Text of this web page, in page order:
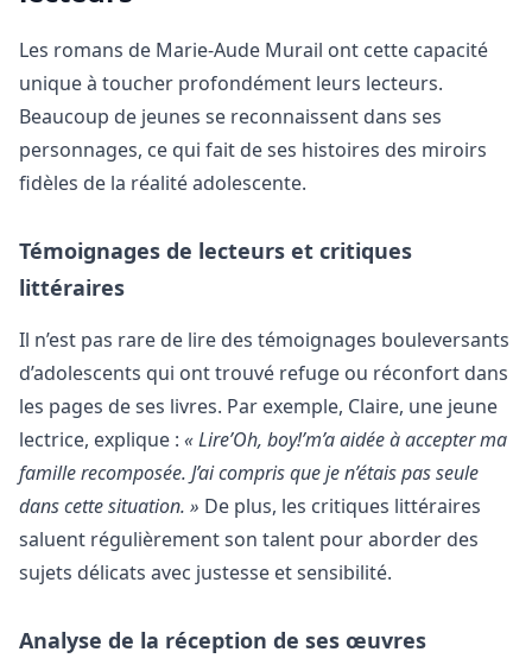
Les romans de Marie-Aude Murail ont cette capacité
unique à toucher profondément leurs lecteurs.
Beaucoup de jeunes se reconnaissent dans ses
personnages, ce qui fait de ses histoires des miroirs
fidèles de la réalité adolescente.
Témoignages de lecteurs et critiques
littéraires
Il n’est pas rare de lire des témoignages bouleversants
d’adolescents qui ont trouvé refuge ou réconfort dans
les pages de ses livres. Par exemple, Claire, une jeune
lectrice, explique : « Lire’Oh, boy!’m’a aidée à accepter ma
famille recomposée. J’ai compris que je n’étais pas seule
dans cette situation. » De plus, les critiques littéraires
saluent régulièrement son talent pour aborder des
sujets délicats avec justesse et sensibilité.
Analyse de la réception de ses œuvres